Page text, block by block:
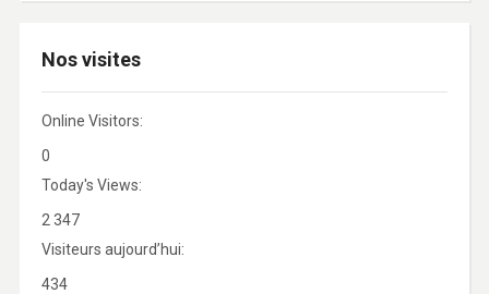
Nos visites
Online Visitors:
0
Today's Views:
2 347
Visiteurs aujourd’hui:
434